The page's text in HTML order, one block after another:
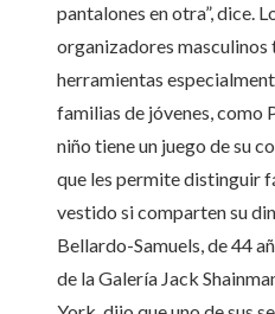
pantalones en otra”, dice.
organizadores masculinos
herramientas
familias de jóvenes, como
niño tiene un juego de su
que les permite distinguir
vestido si comparten su
Bellardo-Samuels, de 44
de la Galería Jack